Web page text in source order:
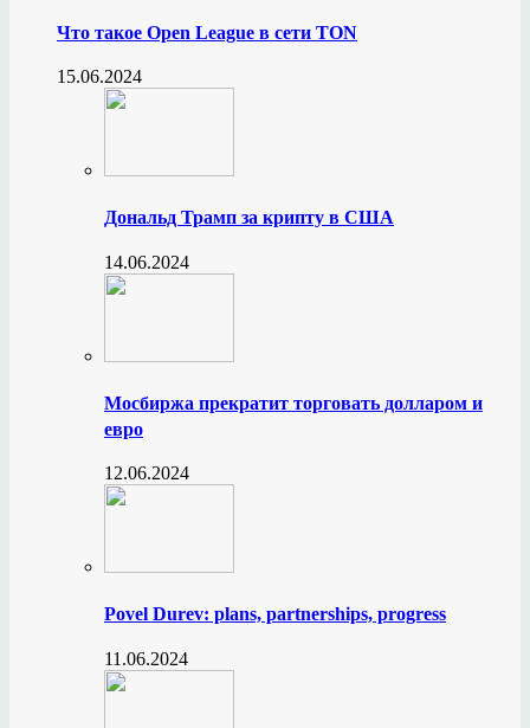
Что такое Open League в сети TON
15.06.2024
Дональд Трамп за крипту в США
14.06.2024
Мосбиржа прекратит торговать долларом и
евро
12.06.2024
Povel Durev: plans, partnerships, progress
11.06.2024